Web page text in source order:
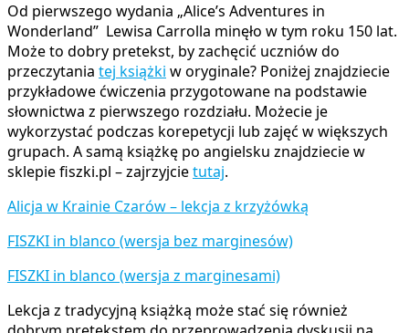
Od pierwszego wydania „Alice’s Adventures in
Wonderland” Lewisa Carrolla minęło w tym roku 150 lat.
Może to dobry pretekst, by zachęcić uczniów do
przeczytania tej książki w oryginale? Poniżej znajdziecie
przykładowe ćwiczenia przygotowane na podstawie
słownictwa z pierwszego rozdziału. Możecie je
wykorzystać podczas korepetycji lub zajęć w większych
grupach. A samą książkę po angielsku znajdziecie w
sklepie fiszki.pl – zajrzyjcietutaj.
Alicja w Krainie Czarów – lekcja z krzyżówką
FISZKI in blanco (wersja bez marginesów)
FISZKI in blanco (wersja z marginesami)
Lekcja z tradycyjną książką może stać się również